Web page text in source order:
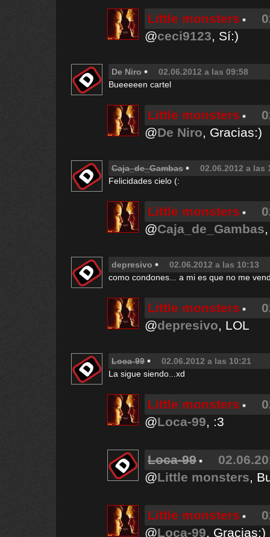
Little monsters
@ceci9123, Sí:)
De Niro
02.06.2012 a las 09:58
Bueeeeen cartel
Little monsters
@De Niro, Gracias:)
Caja_de_Gambas
02.06.2012 a las
Felicidades cielo (:
Little monsters
@Caja_de_Gambas
depresivo
02.06.2012 a las 10:13
como condones... a mi es que no me
Little monsters
@depresivo, LOL
Loca-99
02.06.2012 a las 10:21
La sigue siendo...xd
Little monsters
@Loca-99, :3
Loca-99
@Little monsters,
Little monsters
@Loca-99, Gracias:)